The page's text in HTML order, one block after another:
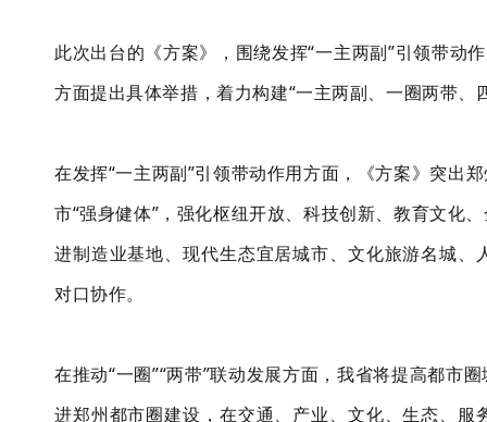
此次出台的《方案》，围绕发挥“一主两副”引领带动
方面提出具体举措，着力构建“一主两副、一圈两带、
在发挥“一主两副”引领带动作用方面，《方案》突出
市“强身健体”，强化枢纽开放、科技创新、教育文化
进制造业基地、现代生态宜居城市、文化旅游名城
对口协作。
在推动“一圈”“两带”联动发展方面，我省将提高都市
进郑州都市圈建设，在交通、产业、文化、生态、